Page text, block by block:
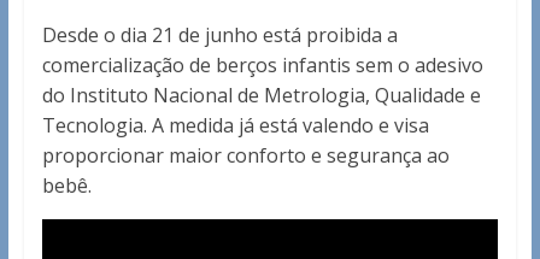
Desde o dia 21 de junho está proibida a
comercialização de berços infantis sem o adesivo
do Instituto Nacional de Metrologia, Qualidade e
Tecnologia. A medida já está valendo e visa
proporcionar maior conforto e segurança ao
bebê.